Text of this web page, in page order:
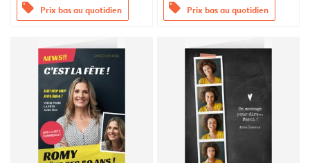
offers Prix bas au quotidien offers Prix bas au quotidien